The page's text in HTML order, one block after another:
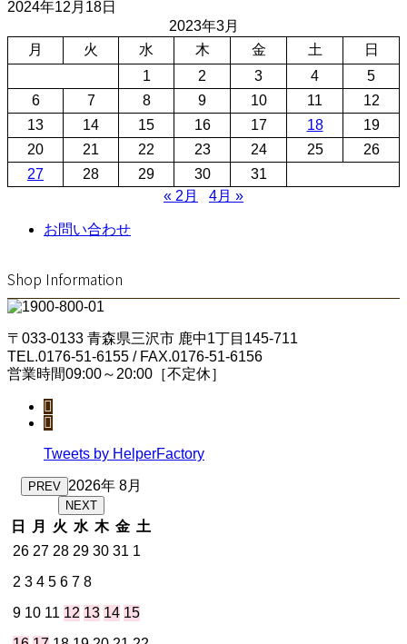
2024年12月18日
2023年3月
月
火 水 木 金 土
日
1
2 3 4
5
6
7 8 9 10 11
12
13
14 15 16 17 18
19
20
21 22 23 24 25
26
27
28 29 30
31
« 2月
4月 »
お問い合わせ
Shop Information
〒033-0133 青森県三沢市 鹿中1丁目145-711
TEL.0176-51-6155 / FAX.0176-51-6156
営業時間09:00～20:00［不定休］
Tweets by HelperFactory
PREV 2026年 8月
NEXT
日 月 火 水 木 金 土
26 27 28 29 30 31 1
2 3 4 5 6 7 8
9 10 11 12 13 14 15